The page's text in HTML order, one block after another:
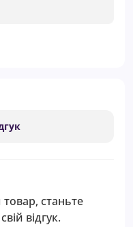
товар, станьте
відгук.